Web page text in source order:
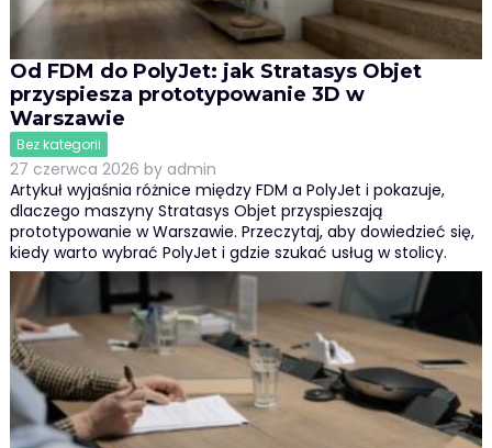
Od FDM do PolyJet: jak Stratasys Objet
przyspiesza prototypowanie 3D w
Warszawie
Bez kategorii
27 czerwca 2026 by admin
Artykuł wyjaśnia różnice między FDM a PolyJet i pokazuje,
dlaczego maszyny Stratasys Objet przyspieszają
prototypowanie w Warszawie. Przeczytaj, aby dowiedzieć się,
kiedy warto wybrać PolyJet i gdzie szukać usług w stolicy.